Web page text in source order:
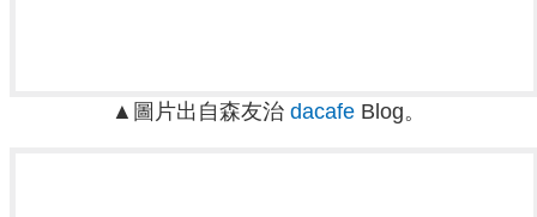
▲圖片出自森友治 dacafe Blog。